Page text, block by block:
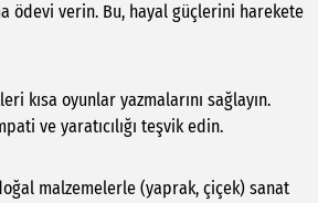
ödevi verin. Bu, hayal güçlerini harekete
kısa oyunlar yazmalarını sağlayın.
ve yaratıcılığı teşvik edin.
malzemelerle (yaprak, çiçek) sanat